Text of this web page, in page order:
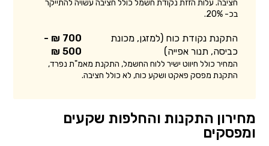
חציבה. עלות הזזת נקודת חשמל כולל חציבה עשויה להתייקר
בכ- 20%.
התקנת נקודת כוח (למזגן, מכונת
כביסה, תנור אפייה)
700 ₪ -
500 ₪
המחיר כולל חיווט ישיר ללוח החשמל, התקנת מאמ"ת נפרד,
התקנת מפסק פאקט ושקע כוח, לא כולל חציבה.
מחירון התקנות והחלפות שקעים
ומפסקים